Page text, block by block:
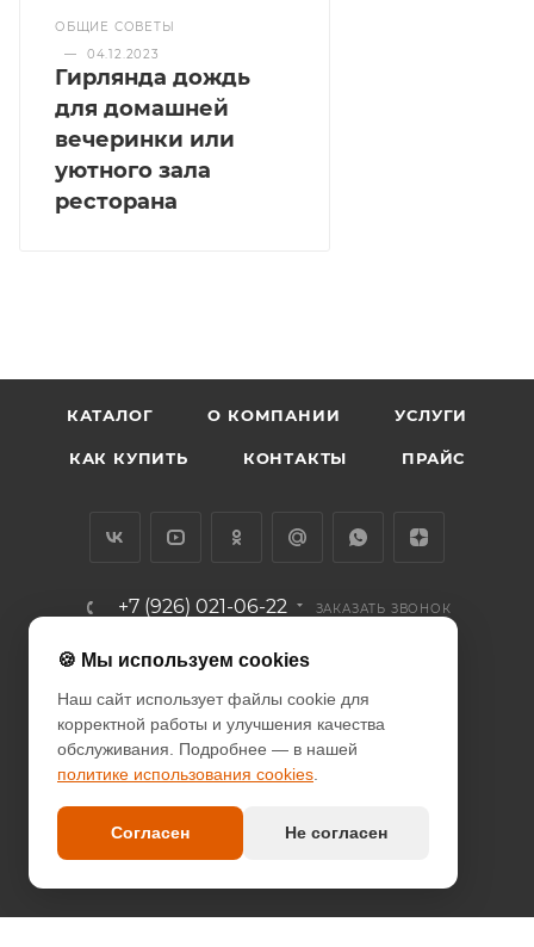
ОБЩИЕ СОВЕТЫ
—
04.12.2023
Гирлянда дождь
для домашней
вечеринки или
уютного зала
ресторана
КАТАЛОГ О КОМПАНИИ УСЛУГИ
КАК КУПИТЬ КОНТАКТЫ ПРАЙС
+7 (926) 021-06-22 ЗАКАЗАТЬ ЗВОНОК
info@diodcity.ru
г. Москва, Союзный проспект, д.
14/9, метро Новогиреево
ПОЛИТИКА КОНФИДЕНЦИАЛЬНОСТИ
ПОЛИТИКА COOKIES
ДОГОВОР-ОФЕРТА
🍪 Мы используем cookies
Наш сайт использует файлы cookie для
корректной работы и улучшения качества
обслуживания. Подробнее — в нашей
политике использования cookies
Согласен Не согласен